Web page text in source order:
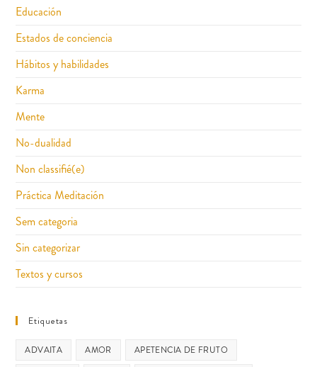
Educación
Estados de conciencia
Hábitos y habilidades
Karma
Mente
No-dualidad
Non classifié(e)
Práctica Meditación
Sem categoria
Sin categorizar
Textos y cursos
Etiquetas
ADVAITA AMOR
APETENCIA DE FRUTO